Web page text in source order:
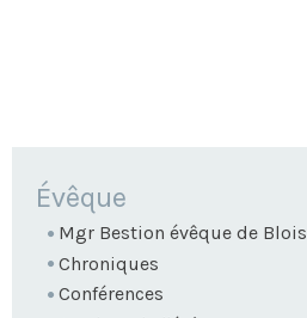
NAVIGATION
Évêque
Mgr Bestion évêque de Blois
Chroniques
Conférences